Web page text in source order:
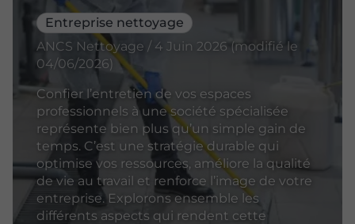
Entreprise nettoyage
ANCS Nettoyage / 4 Juin 2026 (modifié le
04/06/2026)
Confier l’entretien de vos espaces
professionnels à une société spécialisée
représente bien plus qu’un simple gain de
temps. C’est une stratégie durable qui
optimise vos ressources, améliore la qualité
de vie au travail et renforce l’image de votre
entreprise. Explorons ensemble les
différents aspects qui rendent cette